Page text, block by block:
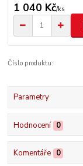
1 040 Kč/ks
Číslo produktu:
Parametry
Hodnocení 0
Komentáře 0